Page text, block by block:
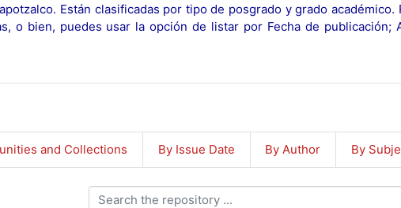
Están clasificadas por tipo de posgrado y grado
o bien, puedes usar la opción de listar por Fecha de
and Collections By Issue Date By Author By